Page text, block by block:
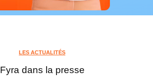
LES ACTUALITÉS
Fyra dans la presse